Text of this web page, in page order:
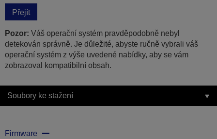
Přejít
Pozor: Váš operační systém pravděpodobně nebyl
detekován správně. Je důležité, abyste ručně vybrali váš
operační systém z výše uvedené nabídky, aby se vám
zobrazoval kompatibilní obsah.
Soubory ke stažení
Firmware